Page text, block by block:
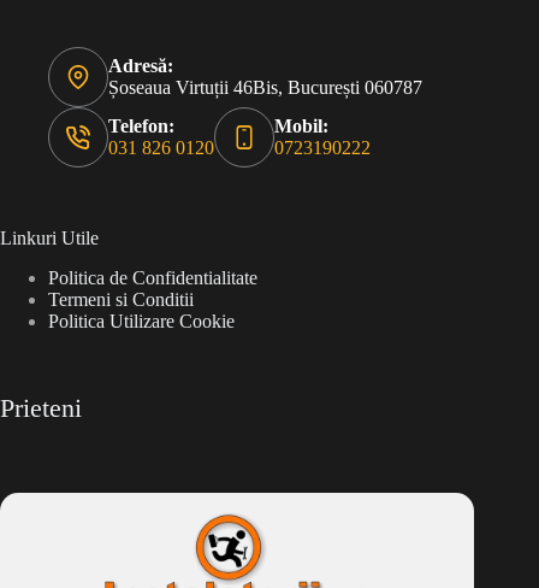
Adresă:
Șoseaua Virtuții 46Bis, București 060787
Telefon:
031 826 0120
Mobil:
0723190222
Linkuri Utile
Politica de Confidentialitate
Termeni si Conditii
Politica Utilizare Cookie
Prieteni